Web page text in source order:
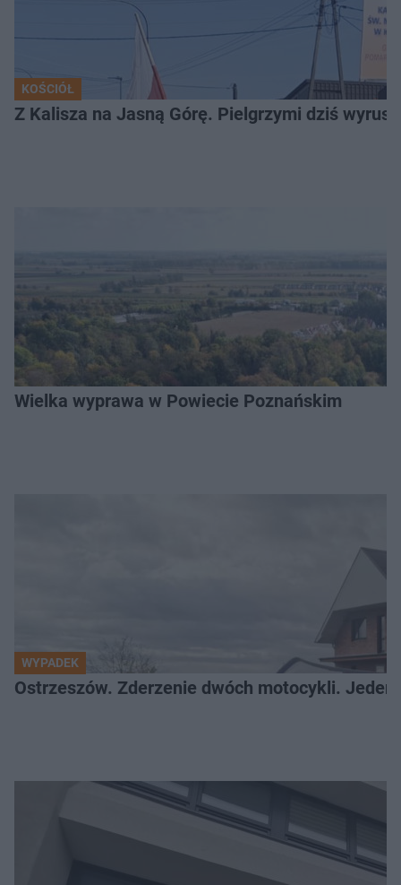
KOŚCIÓŁ
Z Kalisza na Jasną Górę. Pielgrzymi dziś
Wielka wyprawa w Powiecie Poznańskim
WYPADEK
Ostrzeszów. Zderzenie dwóch motocykli.